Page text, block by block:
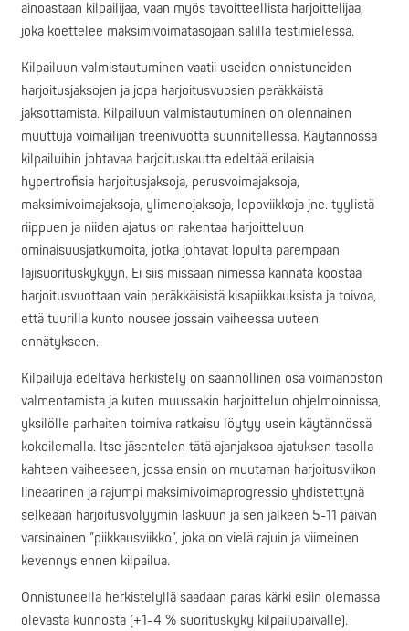
ainoastaan kilpailijaa, vaan myös tavoitteellista harjoittelijaa,
joka koettelee maksimivoimatasojaan salilla testimielessä.
Kilpailuun valmistautuminen vaatii useiden onnistuneiden
harjoitusjaksojen ja jopa harjoitusvuosien peräkkäistä
jaksottamista. Kilpailuun valmistautuminen on olennainen
muuttuja voimailijan treenivuotta suunnitellessa. Käytännössä
kilpailuihin johtavaa harjoituskautta edeltää erilaisia
hypertrofisia harjoitusjaksoja, perusvoimajaksoja,
maksimivoimajaksoja, ylimenojaksoja, lepoviikkoja jne. tyylistä
riippuen ja niiden ajatus on rakentaa harjoitteluun
ominaisuusjatkumoita, jotka johtavat lopulta parempaan
lajisuorituskykyyn. Ei siis missään nimessä kannata koostaa
harjoitusvuottaan vain peräkkäisistä kisapiikkauksista ja toivoa,
että tuurilla kunto nousee jossain vaiheessa uuteen
ennätykseen.
Kilpailuja edeltävä herkistely on säännöllinen osa voimanoston
valmentamista ja kuten muussakin harjoittelun ohjelmoinnissa,
yksilölle parhaiten toimiva ratkaisu löytyy usein käytännössä
kokeilemalla. Itse jäsentelen tätä ajanjaksoa ajatuksen tasolla
kahteen vaiheeseen, jossa ensin on muutaman harjoitusviikon
lineaarinen ja rajumpi maksimivoimaprogressio yhdistettynä
selkeään harjoitusvolyymin laskuun ja sen jälkeen 5-11 päivän
varsinainen ”piikkausviikko”, joka on vielä rajuin ja viimeinen
kevennys ennen kilpailua.
Onnistuneella herkistelyllä saadaan paras kärki esiin olemassa
olevasta kunnosta (+1-4 % suorituskyky kilpailupäivälle).